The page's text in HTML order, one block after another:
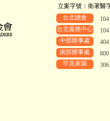
立案字號：衛署醫
台北總會
台北服務中心
中部辦事處
南部辦事處
罕見家園